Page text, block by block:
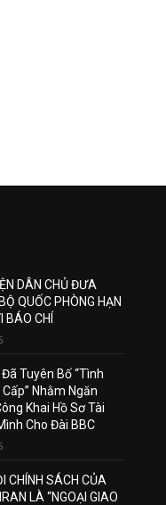
DÂN CHỦ ĐƯA
QUỐC PHÒNG HẠN
BÁO CHÍ
Tuyên Bố “Tình
Nhằm Ngăn
Khai Hồ Sơ Tài
Cho Đài BBC
CHÍNH SÁCH CỦA
LÀ “NGOẠI GIAO